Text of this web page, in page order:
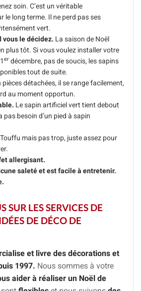
soin. C’est un véritable
le long terme. Il ne perd pas ses
vert.
vous le décidez. La saison de Noël
plus tôt. Si vous voulez installer votre
er décembre, pas de soucis, les sapins
tout de suite.
pièces détachées, il se range facilement,
au moment opportun.
Le sapin artificiel vert tient debout
pas besoin d’un pied à sapin
Touffu mais pas trop, juste assez pour
allergisant.
saleté et est facile à entretenir.
SUR LES SERVICES DE
DE DÉCO DE
et livre des décorations et
1997. Nous sommes à votre
aider à réaliser un Noël de